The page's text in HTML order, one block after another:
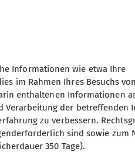
Informationen wie etwa Ihre
im Rahmen Ihres Besuchs von
enthaltenen Informationen
Verarbeitung der betreffenden
zu verbessern.
sind sowie zum
350 Tage).